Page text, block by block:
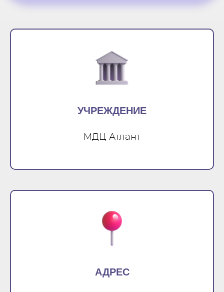
УЧРЕЖДЕНИЕ
МДЦ Атлант
АДРЕС